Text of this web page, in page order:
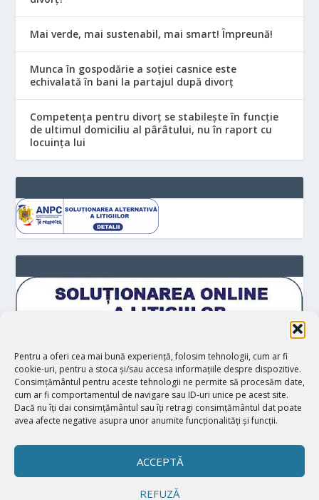
Pentru a oferi cea mai bună experiență, folosim tehnologii, cum ar fi
cookie-uri, pentru a stoca și/sau accesa informațiile despre dispozitive.
Consimțământul pentru aceste tehnologii ne permite să procesăm date,
cum ar fi comportamentul de navigare sau ID-uri unice pe acest site.
Dacă nu îți dai consimțământul sau îți retragi consimțământul dat poate
avea afecte negative asupra unor anumite funcționalități și funcții.
ACCEPTĂ
REFUZĂ
Mai verde, mai sustenabil, mai smart! Împreună!
Munca în gospodărie a soției casnice este
echivalată în bani la partajul după divorț
Competența pentru divorț se stabilește în funcție
de ultimul domiciliu al pârâtului, nu în raport cu
locuinţa lui